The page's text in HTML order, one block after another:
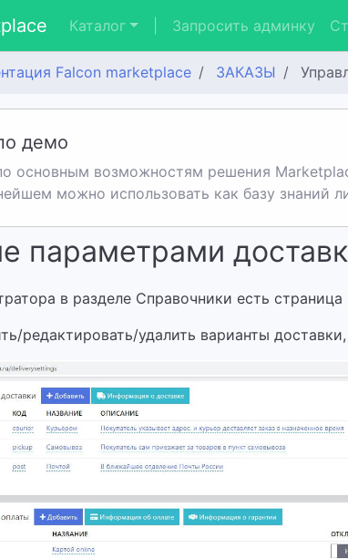
Каталог Запросить админку
Falcon marketplace ЗАКАЗЫ
демо
основным возможностям решения
можно использовать как базу знаний
параметрами
в разделе Справочники есть
редактировать/удалить варианты